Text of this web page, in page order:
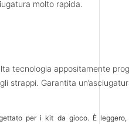
molto rapida.
tecnologia appositamente
strappi. Garantita
per i kit da gioco. È